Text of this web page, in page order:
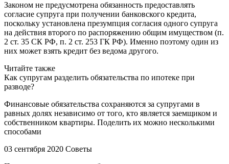
Законом не предусмотрена обязанность предоставлять
согласие супруга при получении банковского кредита,
поскольку установлена презумпция согласия одного супруга
на действия второго по распоряжению общим имуществом (п.
2 ст. 35 СК РФ, п. 2 ст. 253 ГК РФ). Именно поэтому один из
них может взять кредит без ведома другого.
Читайте также
Как супругам разделить обязательства по ипотеке при
разводе?
Финансовые обязательства сохраняются за супругами в
равных долях независимо от того, кто является заемщиком и
собственником квартиры. Поделить их можно несколькими
способами
03 сентября 2020 Советы